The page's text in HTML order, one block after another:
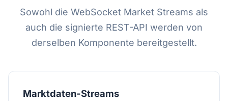
Sowohl die WebSocket Market Streams als
auch die signierte REST-API werden von
derselben Komponente bereitgestellt.
Marktdaten-Streams